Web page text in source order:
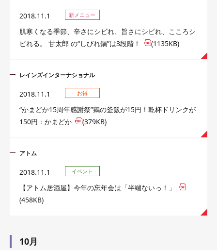
2018.11.1 新メニュー
肌寒くなる季節、辛さにシビれ、旨さにシビれ、こころシ
ビれる。 甘太郎 の“しびれ鍋”は3段階！
(1135KB)
レインズインターナショナル
2018.11.1 お得
“かまどか15周年感謝祭”鶏の釜飯が15円！乾杯ドリンクが
150円：かまどか
(379KB)
アトム
2018.11.1 イベント
【アトム居酒屋】今年の忘年会は「半端ないっ！」
(458KB)
10月